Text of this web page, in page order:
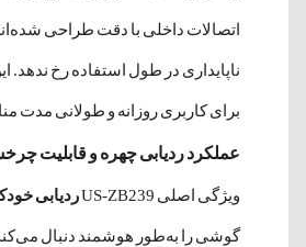
اتصالات داخلی با دقت طراحی
ناپایداری در طول استفاده رخ ندهد.
برای کاربری روزانه و طولانی مدت
عملکرد ردیابی چهره و قابلیت
ویژگی اصلی US-ZB239 ردیابی
گوشی را به‌طور هوشمند دنبال